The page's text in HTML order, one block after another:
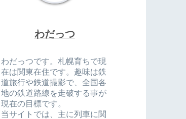
わだっつ
わだっつです。札幌育ちで現
在は関東在住です。趣味は鉄
道旅行や鉄道撮影で、全国各
地の鉄道路線を走破する事が
現在の目標です。
当サイトでは、主に列車に関